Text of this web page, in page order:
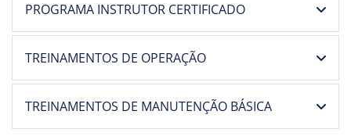
PROGRAMA INSTRUTOR CERTIFICADO
TREINAMENTOS DE OPERAÇÃO
TREINAMENTOS DE MANUTENÇÃO BÁSICA